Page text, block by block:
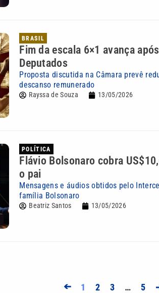
BRASIL
Fim da escala 6×1 avança
Deputados
Proposta discutida na Câmara prevê
descanso remunerado
Rayssa de Souza 13/05/2026
POLÍTICA
Flávio Bolsonaro cobra
o pai
Mensagens e áudios obtidos pelo
família Bolsonaro
Beatriz Santos 13/05/2026
➔ 1 2 3 … 5